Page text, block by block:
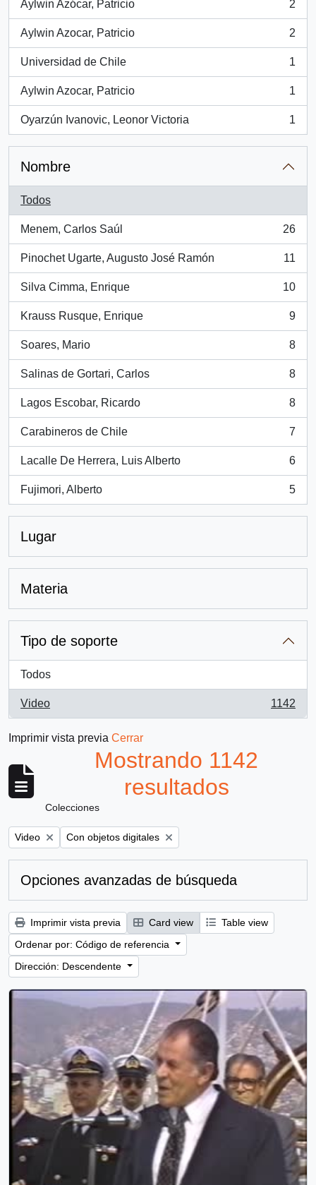
Aylwin Azócar, Patricio
, 2 resultados
2
Aylwin Azocar, Patricio
, 2 resultados
2
Universidad de Chile
, 1 resultados
1
Aylwin Azocar, Patricio
, 1 resultados
1
Oyarzún Ivanovic, Leonor Victoria
, 1 resultados
1
Nombre
Todos
Menem, Carlos Saúl
, 26 resultados
26
Pinochet Ugarte, Augusto José Ramón
, 11 resultados
11
Silva Cimma, Enrique
, 10 resultados
10
Krauss Rusque, Enrique
, 9 resultados
9
Soares, Mario
, 8 resultados
8
Salinas de Gortari, Carlos
, 8 resultados
8
Lagos Escobar, Ricardo
, 8 resultados
8
Carabineros de Chile
, 7 resultados
7
Lacalle De Herrera, Luis Alberto
, 6 resultados
6
Fujimori, Alberto
, 5 resultados
5
Lugar
Materia
Tipo de soporte
Todos
Video
, 1142 resultados
1142
Imprimir vista previa Cerrar
Mostrando 1142
resultados
Colecciones
Remove filter:
Video Remove filter:
Con objetos digitales
Opciones avanzadas de búsqueda
Imprimir vista previa Card view
Table view
Ordenar por: Código de referencia
Dirección: Descendente